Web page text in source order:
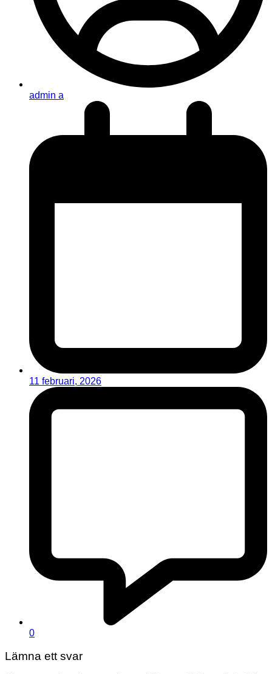
admin a
11 februari, 2026
0
Lämna ett svar